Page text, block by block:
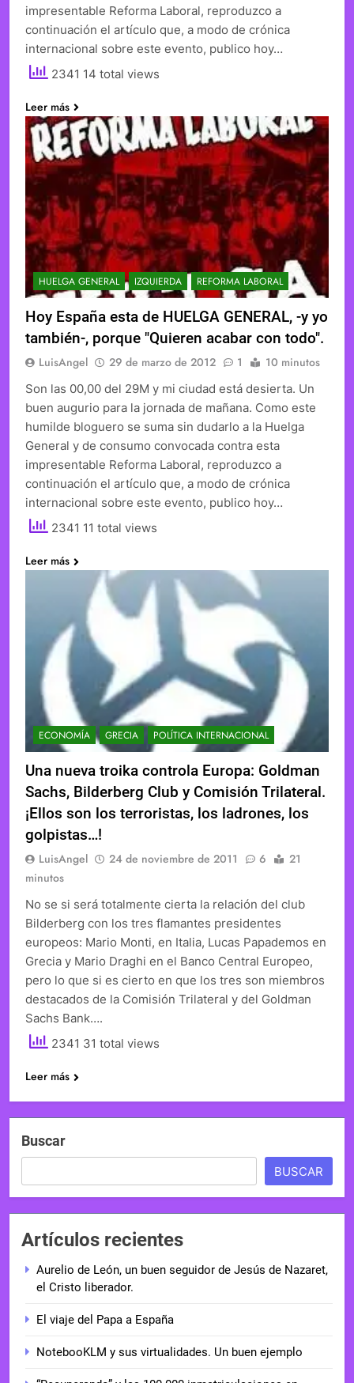
impresentable Reforma Laboral, reproduzco a
continuación el artículo que, a modo de crónica
internacional sobre este evento, publico hoy…
2341 14 total views
Leer más
HUELGA GENERAL IZQUIERDA REFORMA LABORAL
Hoy España esta de HUELGA GENERAL, -y yo
también-, porque "Quieren acabar con todo".
LuisAngel 29 de marzo de 2012 1 10 minutos
Son las 00,00 del 29M y mi ciudad está desierta. Un
buen augurio para la jornada de mañana. Como este
humilde bloguero se suma sin dudarlo a la Huelga
General y de consumo convocada contra esta
impresentable Reforma Laboral, reproduzco a
continuación el artículo que, a modo de crónica
internacional sobre este evento, publico hoy…
2341 11 total views
Leer más
ECONOMÍA GRECIA POLÍTICA INTERNACIONAL
Una nueva troika controla Europa: Goldman
Sachs, Bilderberg Club y Comisión Trilateral.
¡Ellos son los terroristas, los ladrones, los
golpistas…!
LuisAngel 24 de noviembre de 2011 6
21
minutos
No se si será totalmente cierta la relación del club
Bilderberg con los tres flamantes presidentes
europeos: Mario Monti, en Italia, Lucas Papademos en
Grecia y Mario Draghi en el Banco Central Europeo,
pero lo que si es cierto en que los tres son miembros
destacados de la Comisión Trilateral y del Goldman
Sachs Bank….
2341 31 total views
Leer más
Buscar
BUSCAR
Artículos recientes
Aurelio de León, un buen seguidor de Jesús de Nazaret,
el Cristo liberador.
El viaje del Papa a España
NotebooKLM y sus virtualidades. Un buen ejemplo